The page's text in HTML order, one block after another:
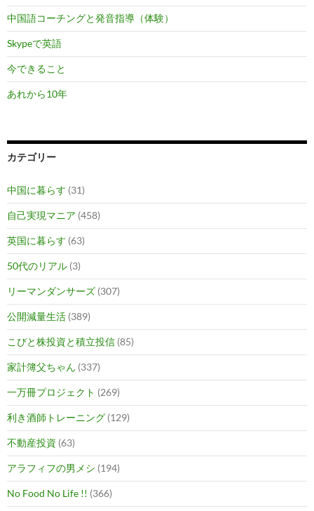
中国語コーチングと発音指導（体験）
Skypeで英語
今できること
あれから10年
カテゴリー
中国に暮らす (31)
自己実現マニア (458)
英国に暮らす (63)
50代のリアル (3)
リーマンダンサーズ (307)
公開減量生活 (389)
こびと株投資と積立投信 (85)
家計簿父ちゃん (337)
一万冊プロジェクト (269)
利き酒師トレーニング (129)
不動産投資 (63)
アラフィフの男メシ (194)
No Food No Life !! (366)